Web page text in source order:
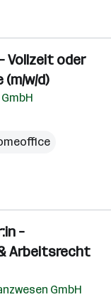
Vollzeit oder
w/d)
–
Arbeitsrecht
GmbH